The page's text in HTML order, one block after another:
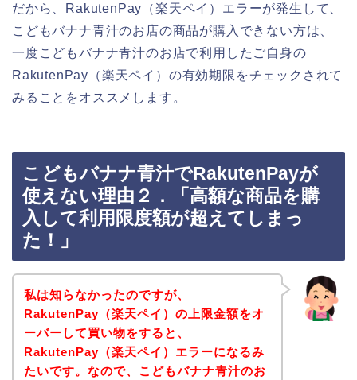
だから、RakutenPay（楽天ペイ）エラーが発生して、
こどもバナナ青汁のお店の商品が購入できない方は、
一度こどもバナナ青汁のお店で利用したご自身の
RakutenPay（楽天ペイ）の有効期限をチェックされて
みることをオススメします。
こどもバナナ青汁でRakutenPayが
使えない理由２．「高額な商品を購
入して利用限度額が超えてしまっ
た！」
私は知らなかったのですが、
RakutenPay（楽天ペイ）の上限金額をオ
ーバーして買い物をすると、
RakutenPay（楽天ペイ）エラーになるみ
たいです。なので、こどもバナナ青汁のお